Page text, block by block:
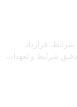
قرارداد
دقیق شرایط و تعهدات